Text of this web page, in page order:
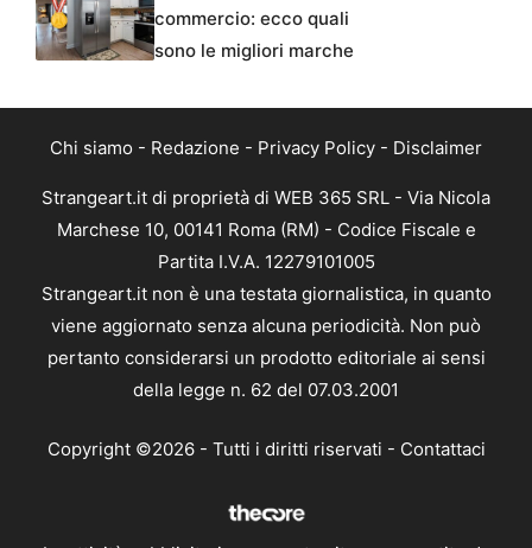
commercio: ecco quali
sono le migliori marche
Chi siamo - Redazione - Privacy Policy - Disclaimer
Strangeart.it di proprietà di WEB 365 SRL - Via Nicola
Marchese 10, 00141 Roma (RM) - Codice Fiscale e
Partita I.V.A. 12279101005
Strangeart.it non è una testata giornalistica, in quanto
viene aggiornato senza alcuna periodicità. Non può
pertanto considerarsi un prodotto editoriale ai sensi
della legge n. 62 del 07.03.2001
Copyright ©2026 - Tutti i diritti riservati - Contattaci